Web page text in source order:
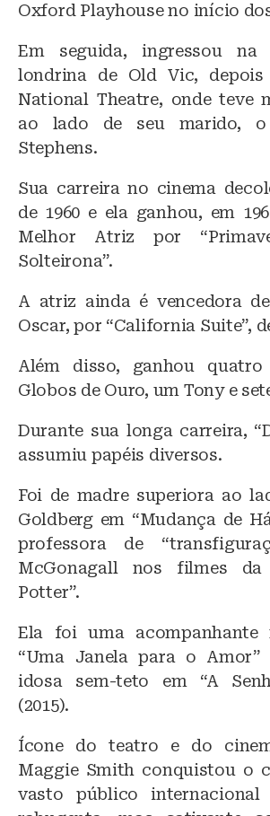
Oxford Playhouse no início
Em seguida, ingressou
londrina de Old Vic,
National Theatre, onde teve
ao lado de seu marido,
Stephens.
Sua carreira no cinema
de 1960 e ela ganhou, em
Melhor Atriz por
Solteirona”.
A atriz ainda é vencedora
Oscar, por “California Suite”,
Além disso, ganhou quatro
Globos de Ouro, um Tony e
Durante sua longa carreira,
assumiu papéis diversos.
Foi de madre superiora ao
Goldberg em “Mudança de
professora de
McGonagall nos filmes da
Potter”.
Ela foi uma acompanhante
“Uma Janela para o Amor”
idosa sem-teto em “A
(2015).
Ícone do teatro e do
Maggie Smith conquistou o
vasto público